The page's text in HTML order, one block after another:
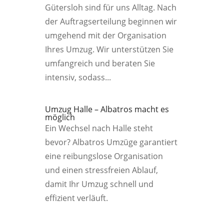
Gütersloh sind für uns Alltag. Nach
der Auftragserteilung beginnen wir
umgehend mit der Organisation
Ihres Umzug. Wir unterstützen Sie
umfangreich und beraten Sie
intensiv, sodass...
Umzug Halle – Albatros macht es
möglich
Ein Wechsel nach Halle steht
bevor? Albatros Umzüge garantiert
eine reibungslose Organisation
und einen stressfreien Ablauf,
damit Ihr Umzug schnell und
effizient verläuft.